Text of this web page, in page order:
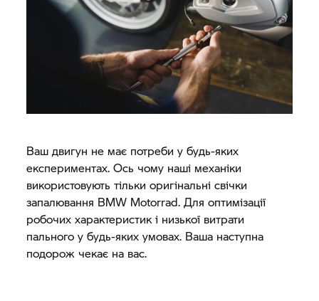
Ваш двигун не має потреби у будь-яких
експериментах. Ось чому наші механіки
використовують тільки оригінальні свічки
запалювання BMW Motorrad. Для оптимізації
робочих характеристик і низької витрати
пального у будь-яких умовах. Ваша наступна
подорож чекає на вас.